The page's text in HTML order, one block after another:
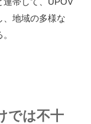
、地域の多様な
では不十